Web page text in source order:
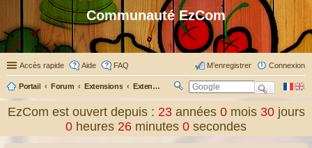
Communauté EzCom
Accès rapide Aide FAQ Connexion
M’enregistrer
Portail Forum Extensions Extensions présentées & traduites
ec
ch
EzCom est ouvert depuis : 23 années0 mois30 jours
0 heures 26 minutes 1 secondes